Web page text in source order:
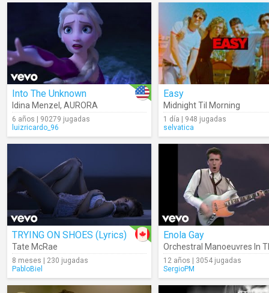
Into The Unknown
Idina Menzel , AURORA
6 años | 90279 jugadas
luizricardo_96
Easy
Midnight Til Morning
1 día | 948 jugadas
selvatica
TRYING ON SHOES (Lyrics)
Tate McRae
8 meses | 230 jugadas
PabloBiel
Enola Gay
Orchestral Manoeuvres In
12 años | 3054 jugadas
SergioPM